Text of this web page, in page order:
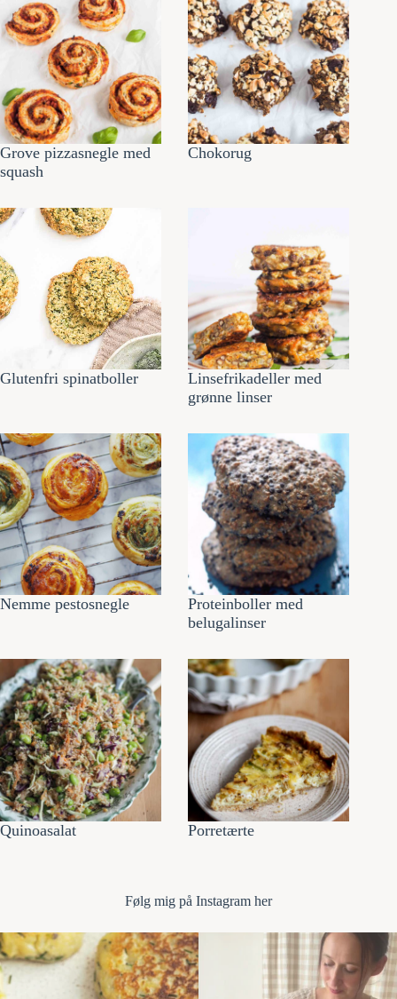
Grove pizzasnegle med
squash
Chokorug
Glutenfri spinatboller
Linsefrikadeller med
grønne linser
Nemme pestosnegle
Proteinboller med
belugalinser
Quinoasalat Porretærte
Følg mig på Instagram her